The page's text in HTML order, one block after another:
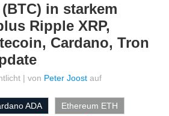
in starkem
Ripple XRP,
Cardano, Tron
| von Peter Joost auf
ADA Ethereum ETH